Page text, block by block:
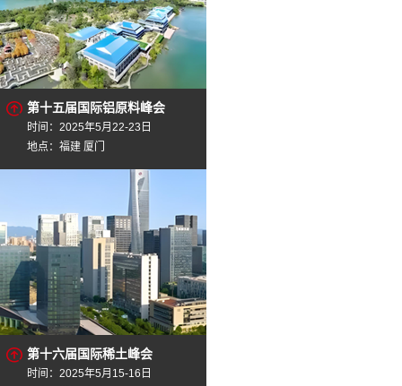
第十五届国际铝原料峰会
时间：2025年5月22-23日
地点：福建 厦门
第十六届国际稀土峰会
时间：2025年5月15-16日